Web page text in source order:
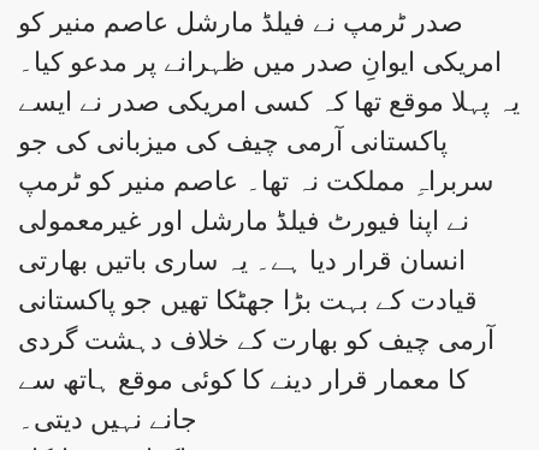
صدر ٹرمپ نے فیلڈ مارشل عاصم منیر کو
امریکی ایوانِ صدر میں ظہرانے پر مدعو کیا۔
یہ پہلا موقع تھا کہ کسی امریکی صدر نے ایسے
پاکستانی آرمی چیف کی میزبانی کی جو
سربراہِ مملکت نہ تھا۔ عاصم منیر کو ٹرمپ
نے اپنا فیورٹ فیلڈ مارشل اور غیرمعمولی
انسان قرار دیا ہے۔ یہ ساری باتیں بھارتی
قیادت کے بہت بڑا جھٹکا تھیں جو پاکستانی
آرمی چیف کو بھارت کے خلاف دہشت گردی
کا معمار قرار دینے کا کوئی موقع ہاتھ سے
جانے نہیں دیتی۔